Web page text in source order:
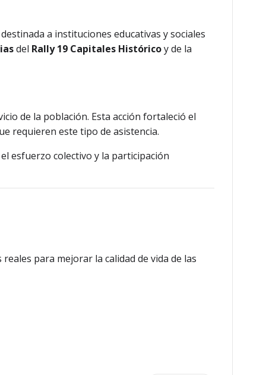
a instituciones educativas y sociales
del Rally 19 Capitales Históricoy de la
de la población. Esta acción fortaleció el
requieren este tipo de asistencia.
esfuerzo colectivo y la participación
para mejorar la calidad de vida de las